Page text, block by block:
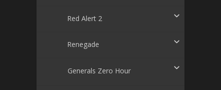
Red Alert 2
Renegade
Generals Zero Hour